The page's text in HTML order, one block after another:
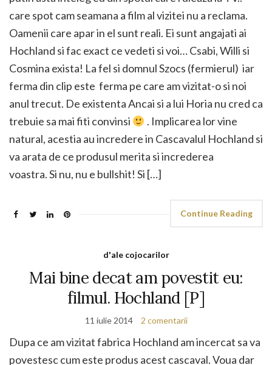
care spot cam seamana a film al vizitei nu a reclama.
Oamenii care apar in el sunt reali. Ei sunt angajati ai
Hochland si fac exact ce vedeti si voi… Csabi, Willi si
Cosmina exista! La fel si domnul Szocs (fermierul) iar
ferma din clip este ferma pe care am vizitat-o si noi
anul trecut. De existenta Ancai si a lui Horia nu cred ca
trebuie sa mai fiti convinsi
. Implicarea lor vine
natural, acestia au incredere in Cascavalul Hochland si
va arata de ce produsul merita si increderea
voastra. Si nu, nu e bullshit! Si […]
Continue Reading
d'ale cojocarilor
Mai bine decat am povestit eu:
filmul. Hochland [P]
11 iulie 2014 2 comentarii
Dupa ce am vizitat fabrica Hochland am incercat sa va
povestesc cum este produs acest cascaval. Voua dar